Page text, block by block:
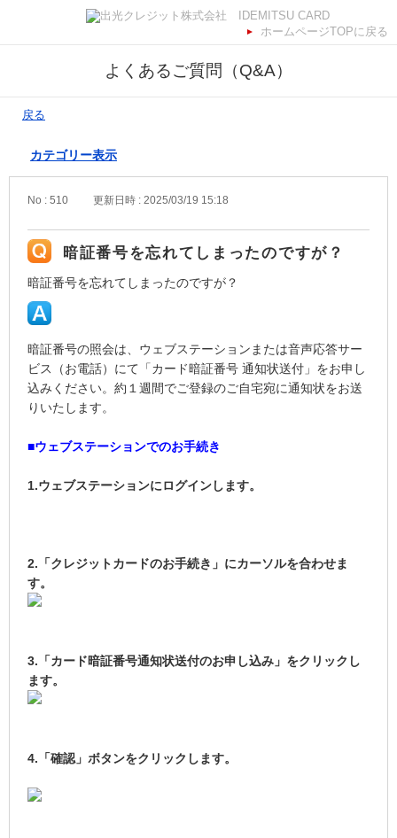
ホームページTOPに戻る
よくあるご質問（Q&A）
戻る
カテゴリー表示
No : 510 更新日時 : 2025/03/19 15:18
暗証番号を忘れてしまったのですが？
暗証番号を忘れてしまったのですが？
暗証番号の照会は、ウェブステーションまたは音声応答サー
ビス（お電話）にて「カード暗証番号 通知状送付」をお申し
込みください。約１週間でご登録のご自宅宛に通知状をお送
りいたします。
■ウェブステーションでのお手続き
1.ウェブステーションにログインします。
2.「クレジットカードのお手続き」にカーソルを合わせま
す。
3.「カード暗証番号通知状送付のお申し込み」をクリックし
ます。
4.「確認」ボタンをクリックします。